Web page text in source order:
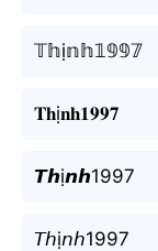
𝕋𝕙ị𝕟𝕙𝟙𝟡𝟡𝟟
𝐓𝐡ị𝐧𝐡𝟏𝟗𝟗𝟕
𝙏𝙝ị𝙣𝙝1997
𝘛𝘩ị𝘯𝘩1997